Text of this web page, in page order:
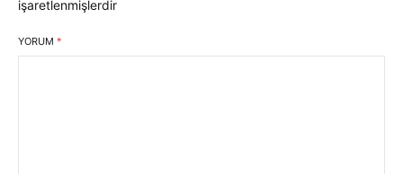
işaretlenmişlerdir
YORUM *